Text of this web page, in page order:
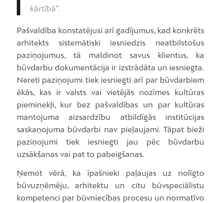
kārtībā”.
Pašvaldība konstatējusi arī gadījumus, kad konkrēts
arhitekts sistemātiski iesniedzis neatbilstošus
paziņojumus, tā maldinot savus klientus, ka
būvdarbu dokumentācija ir izstrādāta un iesniegta.
Nereti paziņojumi tiek iesniegti arī par būvdarbiem
ēkās, kas ir valsts vai vietējās nozīmes kultūras
pieminekļi, kur bez pašvaldības un par kultūras
mantojuma aizsardzību atbildīgās institūcijas
saskaņojuma būvdarbi nav pieļaujami. Tāpat bieži
paziņojumi tiek iesniegti jau pēc būvdarbu
uzsākšanas vai pat to pabeigšanas.
Ņemot vērā, ka īpašnieki paļaujas uz nolīgto
būvuzņēmēju, arhitektu un citu būvspeciālistu
kompetenci par būvniecības procesu un normatīvo